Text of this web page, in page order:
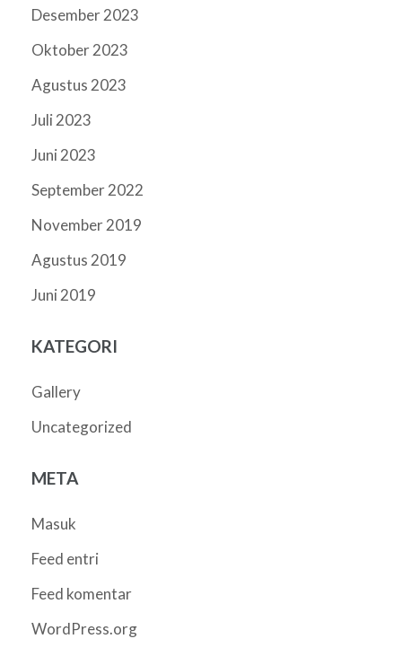
Desember 2023
Oktober 2023
Agustus 2023
Juli 2023
Juni 2023
September 2022
November 2019
Agustus 2019
Juni 2019
KATEGORI
Gallery
Uncategorized
META
Masuk
Feed entri
Feed komentar
WordPress.org